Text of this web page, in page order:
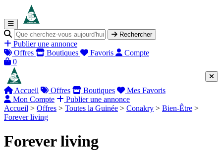
Rechercher
Publier une annonce
Offres
Boutiques Favoris
Compte
0
Accueil Offres Boutiques
Mes Favoris
Mon Compte
Publier une annonce
Accueil > Offres > Toutes la Guinée > Conakry > Bien-Être >
Forever living
Forever living